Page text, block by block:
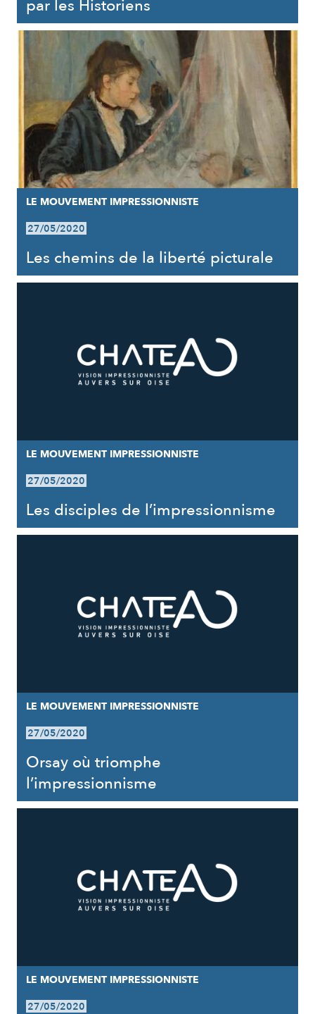
par les Historiens
LE MOUVEMENT IMPRESSIONNISTE
27/05/2020
Les chemins de la liberté picturale
LE MOUVEMENT IMPRESSIONNISTE
27/05/2020
Les disciples de l’impressionnisme
LE MOUVEMENT IMPRESSIONNISTE
27/05/2020
Orsay où triomphe
l’impressionnisme
LE MOUVEMENT IMPRESSIONNISTE
27/05/2020